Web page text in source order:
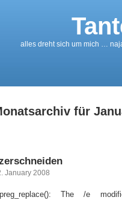
alles dreht sich um mich …
für
January 2008
The /e